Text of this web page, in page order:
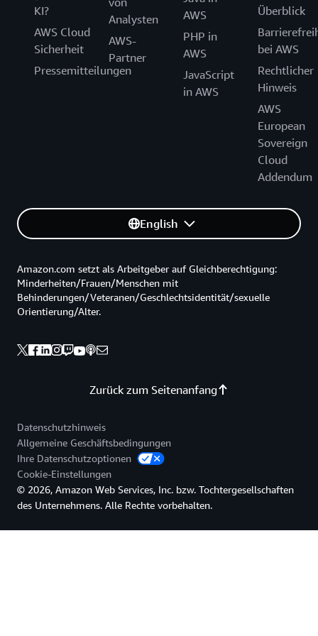
EU befinden. Dazu gehört der Zugang zu den
Rechenzentren, zu technischem Support und zum
Kundenservice der AWS European Sovereign Cloud.
Wir stellen den Betrieb der AWS European
Sovereign Cloud schrittweise so um, dass diese
ausschließlich von in der EU ansässigen EU-Bürgern
betrieben wird. Während dieser Übergangsphase
werden wir weiterhin mit einem gemischten Team
aus in der EU ansässigen Mitarbeitenden und EU-
Bürgern arbeiten. Alle Mitarbeitenden haben ihren
Rechenzentren, den technischen Support und den
Kundenservice für die AWS European Sovereign
Cloud.
KI?
AWS Cloud
Sicherheit
Pressemitteilungen
Analysten
AWS-
Partner
AWS
PHP in
AWS
JavaScript
in AWS
Überblick
bei AWS
Rechtlicher
Hinweis
AWS
European
Sovereign
Cloud
Addendum
English
Zurück zum Seitenanfang
Amazon.com setzt als Arbeitgeber auf Gleichberechtigung:
Minderheiten/Frauen/Menschen mit
Behinderungen/Veteranen/Geschlechtsidentität/sexuelle
Orientierung/Alter.
Datenschutzhinweis
Allgemeine Geschäftsbedingungen
Ihre Datenschutzoptionen
Cookie-Einstellungen
© 2026, Amazon Web Services, Inc. bzw. Tochtergesellschaften
des Unternehmens. Alle Rechte vorbehalten.